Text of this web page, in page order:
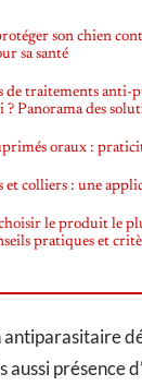
son chien
sa santé
de traitements anti-
? Panorama des
oraux :
et colliers : une
le produit le
pratiques et
antiparasitaire
présence